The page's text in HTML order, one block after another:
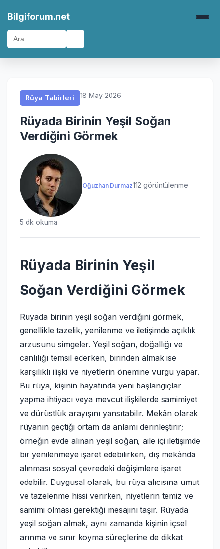
Bilgiforum.net
Rüya Tabirleri 18 May 2026
Rüyada Birinin Yeşil Soğan
Verdiğini Görmek
Oğuzhan Durmaz112 görüntülenme
5 dk okuma
Rüyada Birinin Yeşil
Soğan Verdiğini Görmek
Rüyada birinin yeşil soğan verdiğini görmek,
genellikle tazelik, yenilenme ve iletişimde açıklık
arzusunu simgeler. Yeşil soğan, doğallığı ve
canlılığı temsil ederken, birinden almak ise
karşılıklı ilişki ve niyetlerin önemine vurgu yapar.
Bu rüya, kişinin hayatında yeni başlangıçlar
yapma ihtiyacı veya mevcut ilişkilerde samimiyet
ve dürüstlük arayışını yansıtabilir. Mekân olarak
rüyanın geçtiği ortam da anlamı derinleştirir;
örneğin evde alınan yeşil soğan, aile içi iletişimde
bir yenilenmeye işaret edebilirken, dış mekânda
alınması sosyal çevredeki değişimlere işaret
edebilir. Duygusal olarak, bu rüya alıcısına umut
ve tazelenme hissi verirken, niyetlerin temiz ve
samimi olması gerektiği mesajını taşır. Rüyada
yeşil soğan almak, aynı zamanda kişinin içsel
arınma ve sınır koyma süreçlerine de dikkat
Rüya Tabirleri
Rüya Tabirleri
Rüya Tabirleri
Rüya Tabirleri